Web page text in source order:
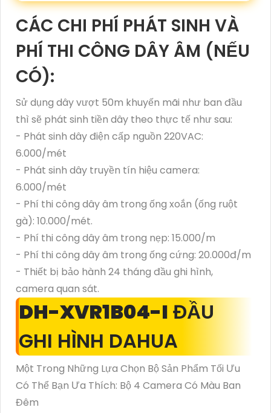
CÁC CHI PHÍ PHÁT SINH VÀ
PHÍ THI CÔNG DÂY ÂM (NẾU
CÓ):
Sử dụng dây vượt 50m khuyến mãi như ban đầu
thì sẽ phát sinh tiền dây theo thực tế như sau:
- Phát sinh dây điện cấp nguồn 220VAC:
6.000/mét
- Phát sinh dây truyền tín hiệu camera:
6.000/mét
- Phí thi công dây âm trong ống xoắn (ống ruột
gà): 10.000/mét.
- Phí thi công dây âm trong nẹp: 15.000/m
- Phí thi công dây âm trong ống cứng: 20.000đ/m
- Thiết bị bảo hành 24 tháng đầu ghi hình,
camera quan sát.
DH-XVR1B04-I ĐẦU
GHI HÌNH DAHUA
Một Trong Những Lựa Chọn Bộ Sản Phẩm Tối Ưu
Có Thể Bạn Ưa Thích: Bộ 4 Camera Có Màu Ban
Đêm